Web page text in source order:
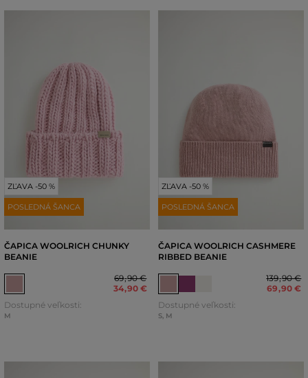
ZĽAVA -50 %
POSLEDNÁ ŠANCA
ČAPICA WOOLRICH CHUNKY
BEANIE
69,90 €
34,90 €
Dostupné veľkosti:
M
ZĽAVA -50 %
POSLEDNÁ ŠANCA
ČAPICA WOOLRICH CASHMERE
RIBBED BEANIE
139,90 €
69,90 €
Dostupné veľkosti:
S, M